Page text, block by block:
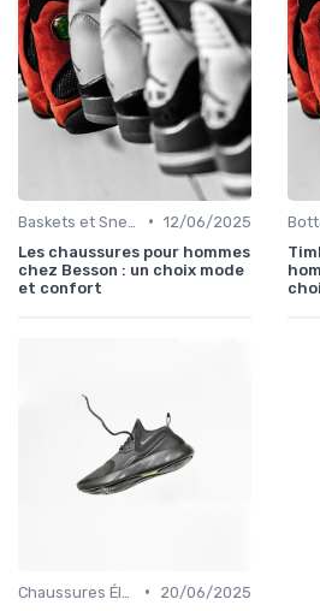
• 12/06/2025
Les chaussures pour hommes
chez Besson : un choix mode
et confort
•
20/06/2025